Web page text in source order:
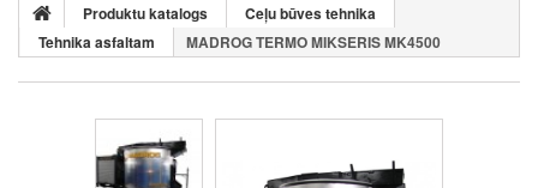
Produktu katalogs
Ceļu būves tehnika
Tehnika asfaltam
MADROG TERMO MIKSERIS MK4500